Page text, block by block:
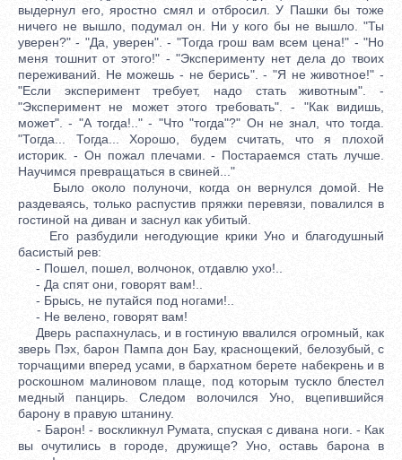
выдернул его, яростно смял и отбросил. У Пашки бы тоже
ничего не вышло, подумал он. Ни у кого бы не вышло. "Ты
уверен?" - "Да, уверен". - "Тогда грош вам всем цена!" - "Но
меня тошнит от этого!" - "Эксперименту нет дела до твоих
переживаний. Не можешь - не берись". - "Я не животное!" -
"Если эксперимент требует, надо стать животным". -
"Эксперимент не может этого требовать". - "Как видишь,
может". - "А тогда!.." - "Что "тогда"?" Он не знал, что тогда.
"Тогда... Тогда... Хорошо, будем считать, что я плохой
историк. - Он пожал плечами. - Постараемся стать лучше.
Научимся превращаться в свиней..."
Было около полуночи, когда он вернулся домой. Не
раздеваясь, только распустив пряжки перевязи, повалился в
гостиной на диван и заснул как убитый.
Его разбудили негодующие крики Уно и благодушный
басистый рев:
- Пошел, пошел, волчонок, отдавлю ухо!..
- Да спят они, говорят вам!..
- Брысь, не путайся под ногами!..
- Не велено, говорят вам!
Дверь распахнулась, и в гостиную ввалился огромный, как
зверь Пэх, барон Пампа дон Бау, краснощекий, белозубый, с
торчащими вперед усами, в бархатном берете набекрень и в
роскошном малиновом плаще, под которым тускло блестел
медный панцирь. Следом волочился Уно, вцепившийся
барону в правую штанину.
- Барон! - воскликнул Румата, спуская с дивана ноги. - Как
вы очутились в городе, дружище? Уно, оставь барона в